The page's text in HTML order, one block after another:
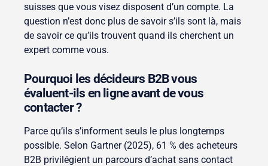
suisses que vous visez disposent d’un compte. La
question n’est donc plus de savoir s’ils sont là, mais
de savoir ce qu’ils trouvent quand ils cherchent un
expert comme vous.
Pourquoi les décideurs B2B vous
évaluent-ils en ligne avant de vous
contacter ?
Parce qu’ils s’informent seuls le plus longtemps
possible. Selon Gartner (2025), 61 % des acheteurs
B2B privilégient un parcours d’achat sans contact